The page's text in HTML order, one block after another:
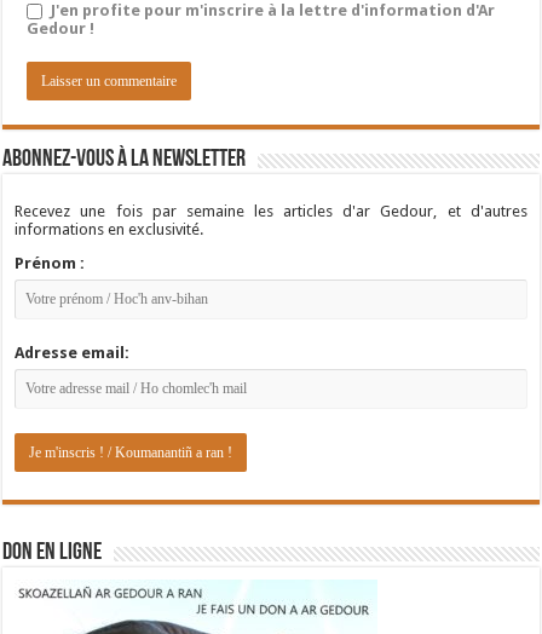
J'en profite pour m'inscrire à la lettre d'information d'Ar
Gedour !
Abonnez-vous à la newsletter
Recevez une fois par semaine les articles d'ar Gedour, et d'autres
informations en exclusivité.
Prénom :
Adresse email:
DON EN LIGNE